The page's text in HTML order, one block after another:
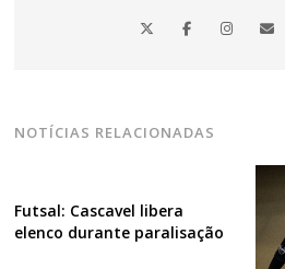
NOTÍCIAS RELACIONADAS
Futsal: Cascavel libera
elenco durante paralisação